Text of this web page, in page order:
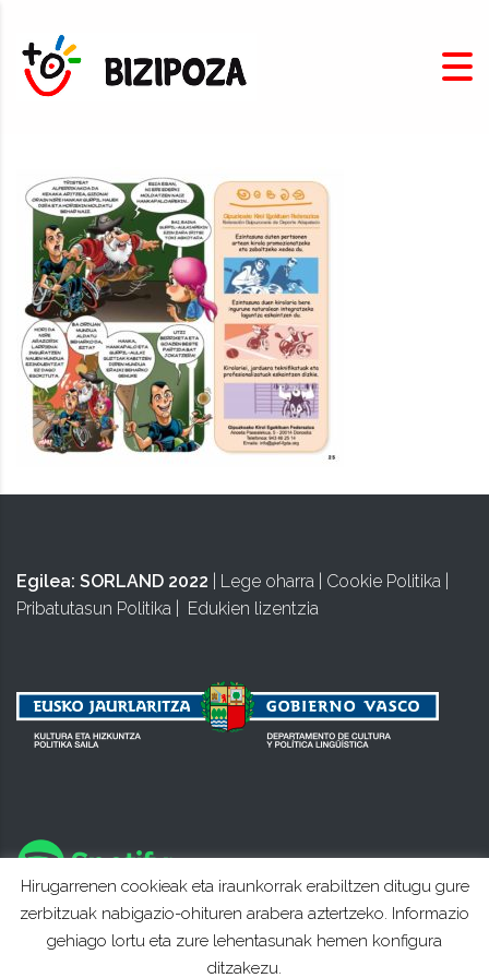
Egilea: SORLAND 2022 Lege oharra Cookie Politika
Pribatutasun Politika
Edukien lizentzia
Hirugarrenen cookieak eta iraunkorrak erabiltzen ditugu gure
zerbitzuak nabigazio-ohituren arabera aztertzeko. Informazio
gehiago lortu eta zure lehentasunak hemen konfigura
ditzakezu.